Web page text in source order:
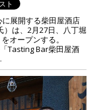
展開する柴田屋酒店
）は、2月27日、八丁堀
オープンする。
Tasting Bar柴田屋酒